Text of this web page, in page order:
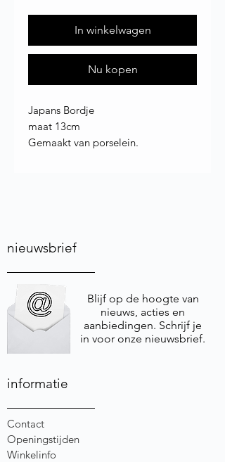
In winkelwagen
Nu kopen
Japans Bordje
maat 13cm
Gemaakt van porselein.
nieuwsbrief
Blijf op de hoogte van
nieuws, acties en
aanbiedingen. Schrijf je
in voor onze nieuwsbrief.
informatie
Contact
Openingstijden
Winkelinfo